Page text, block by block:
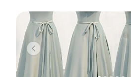
妹裙，更顯高貴得體，姊妹們都可以一
Previous